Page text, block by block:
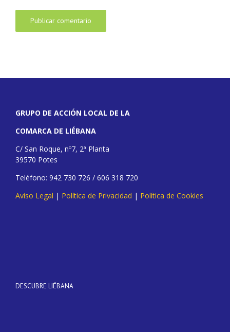
GRUPO DE ACCIÓN LOCAL DE LA
COMARCA DE LIÉBANA
C/ San Roque, nº7, 2ª Planta
39570 Potes
Teléfono: 942 730 726 / 606 318 720
Aviso Legal | Política de Privacidad | Política de Cookies
DESCUBRE LIÉBANA